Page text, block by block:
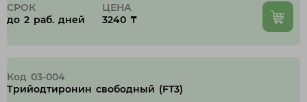
СРОК
до 2 раб. дней
ЦЕНА
3240 ₸
Код 03-004
Трийодтиронин свободный (FT3)
Рудный
Сатпаев